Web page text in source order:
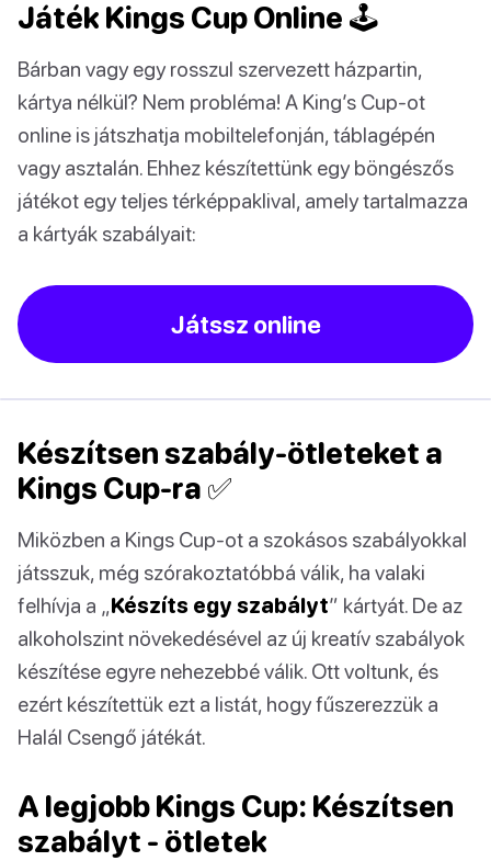
Játék Kings Cup Online 🕹
Bárban vagy egy rosszul szervezett házpartin,
kártya nélkül? Nem probléma! A King’s Cup-ot
online is játszhatja mobiltelefonján, táblagépén
vagy asztalán. Ehhez készítettünk egy böngészős
játékot egy teljes térképpaklival, amely tartalmazza
a kártyák szabályait:
Játssz online
Készítsen szabály-ötleteket a
Kings Cup-ra ✅
Miközben a Kings Cup-ot a szokásos szabályokkal
játsszuk, még szórakoztatóbbá válik, ha valaki
felhívja a „Készíts egy szabályt” kártyát. De az
alkoholszint növekedésével az új kreatív szabályok
készítése egyre nehezebbé válik. Ott voltunk, és
ezért készítettük ezt a listát, hogy fűszerezzük a
Halál Csengő játékát.
A legjobb Kings Cup: Készítsen
szabályt - ötletek